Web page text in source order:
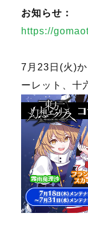
お知らせ：
https://
7月23日(火)か
ーレット、十